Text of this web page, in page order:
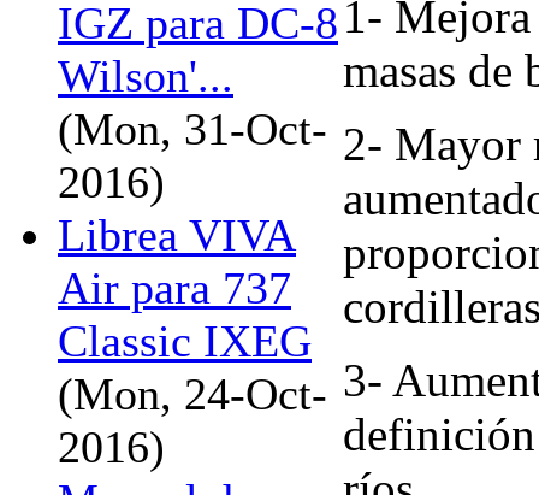
IGZ para DC-8
Wilson'...
(Mon, 31-Oct-
2016)
Librea VIVA
Air para 737
Classic IXEG
(Mon, 24-Oct-
2016)
1-
masas de
2- Mayor
3-
definición